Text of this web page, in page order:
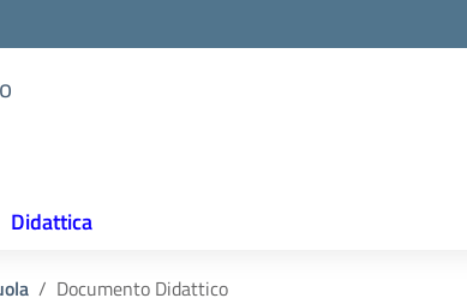
Didattica
Documento Didattico